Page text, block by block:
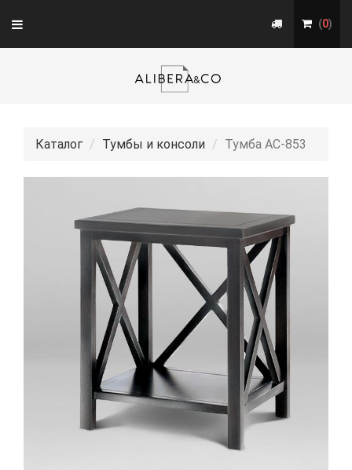
Toggle
navigation
(0)
Каталог Тумбы и консоли Тумба АС-853